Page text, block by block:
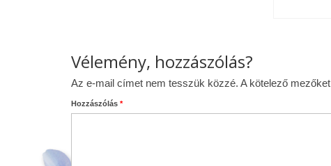
Vélemény, hozzászólás?
Az e-mail címet nem tesszük közzé. A kötelező mezőket
Hozzászólás *